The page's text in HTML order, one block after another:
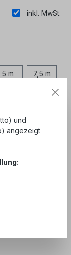
inkl. MwSt.
5 m 7,5 m
an
öffentliche
und
angezeigt